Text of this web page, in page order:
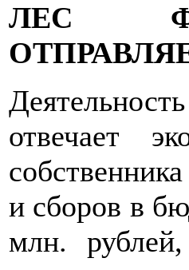
ЛЕС
отвечает
и сборов в
млн.